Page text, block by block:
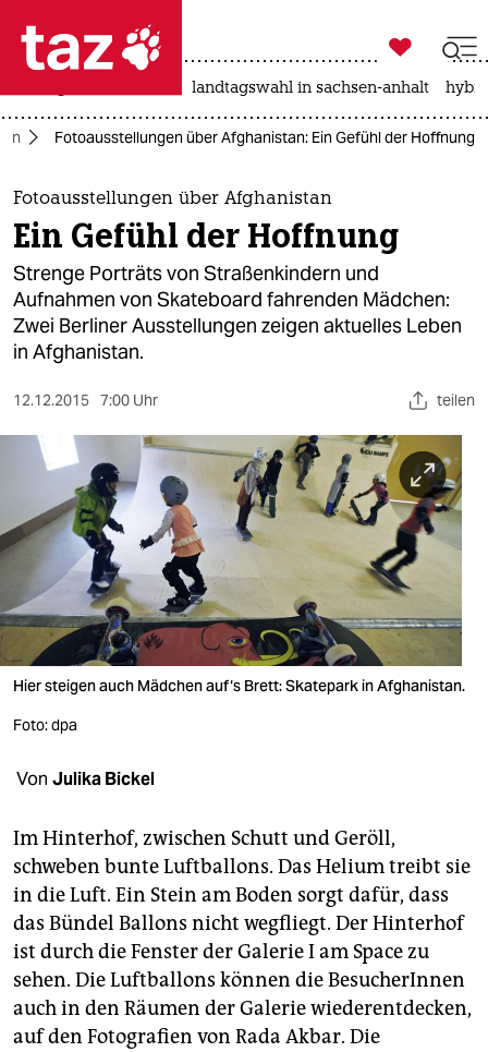
 taz zahl ich
taz zahl ich
themen
politik
öko
gesellschaft
kultur
sport
berlin
nord
wahrheit
verlag
verlag
veranstaltungen
unterstützen
abo
genossenschaft
epaper login

taz zahl ich
landtagswahl in sachsen-anhalt
Fotoausstellungen über Afghanistan: Ein Gefühl der Hoffnung
Fotoausstellungen über Afghanistan
Ein Gefühl der Hoffnung
Strenge Porträts von Straßenkindern und
Aufnahmen von Skateboard fahrenden Mädchen:
Zwei Berliner Ausstellungen zeigen aktuelles Leben
in Afghanistan.
12.12.2015 7:00 Uhr teilen
Hier steigen auch Mädchen auf‘s Brett: Skatepark in Afghanistan.
Foto: dpa
Von Julika Bickel
Im Hinterhof, zwischen Schutt und Geröll,
schweben bunte Luftballons. Das Helium treibt sie
in die Luft. Ein Stein am Boden sorgt dafür, dass
das Bündel Ballons nicht wegfliegt. Der Hinterhof
ist durch die Fenster der Galerie I am Space zu
sehen. Die Luftballons können die BesucherInnen
auch in den Räumen der Galerie wiederentdecken,
auf den Fotografien von Rada Akbar. Die